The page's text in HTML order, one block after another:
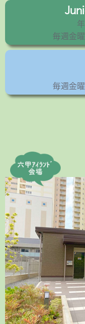
毎週金
毎週金